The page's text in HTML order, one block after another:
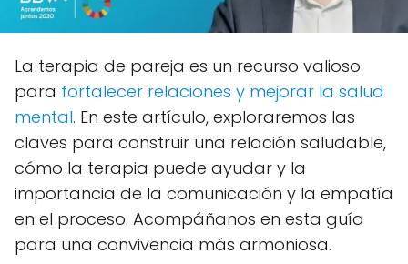
La terapia de pareja es un recurso valioso
para fortalecer relaciones y mejorar la salud
mental. En este artículo, exploraremos las
claves para construir una relación saludable,
cómo la terapia puede ayudar y la
importancia de la comunicación y la empatía
en el proceso. Acompáñanos en esta guía
para una convivencia más armoniosa.